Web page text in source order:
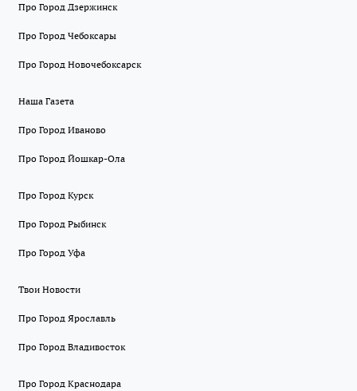
Про Город Дзержинск
Про Город Чебоксары
Про Город Новочебоксарск
Наша Газета
Про Город Иваново
Про Город Йошкар-Ола
Про Город Курск
Про Город Рыбинск
Про Город Уфа
Твои Новости
Про Город Ярославль
Про Город Владивосток
Про Город Краснодара